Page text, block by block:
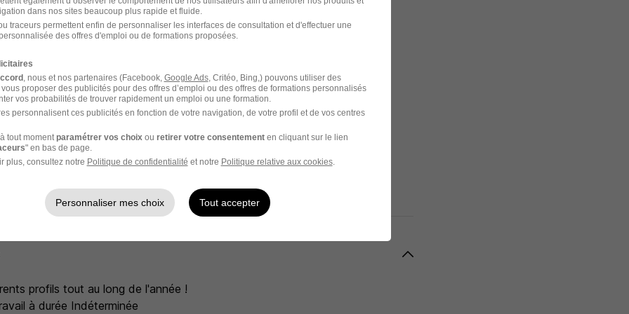
d'instaurer un climat de confiance avec les parents,
dans chacune de vos tâches,
patience,
tant avec les parents qu'avec les enfants,
B et d'un véhicule,
profils tout au long de l'année !
à durée Indéterminée
dans nos sites beaucoup plus rapide et fluide.
traceurs permettent enfin de personnaliser les interfaces de consultation et d'effectuer une
des offres d'emploi ou de formations proposées.
, nous et nos partenaires (Facebook, Google Ads, Critéo, Bing,) pouvons utiliser des
proposer des publicités pour des offres d’emploi ou des offres de formations personnalisés
vos probabilités de trouver rapidement un emploi ou une formation.
personnalisent ces publicités en fonction de votre navigation, de votre profil et de vos centres
tout moment paramétrer vos choix ou retirer votre consentementen cliquant sur le lien
" en bas de page.
plus, consultez notre Politique de confidentialité et notre Politique relative aux cookies.
Personnaliser mes choix Tout accepter